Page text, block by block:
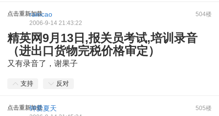
点击重新加载 504楼
raincao
2006-9-14 21:43:22
精英网9月13日,报关员考试,培训录音
（进出口货物完税价格审定）
又有录音了，谢果子
支持 反对
点击重新加载 505楼
钟爱夏天